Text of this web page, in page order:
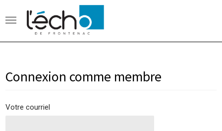
Connexion comme membre
Votre courriel